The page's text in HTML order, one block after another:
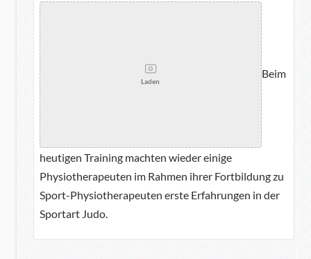
Laden
Beim
heutigen Training machten wieder einige
Physiotherapeuten im Rahmen ihrer Fortbildung zu
Sport-Physiotherapeuten erste Erfahrungen in der
Sportart Judo.